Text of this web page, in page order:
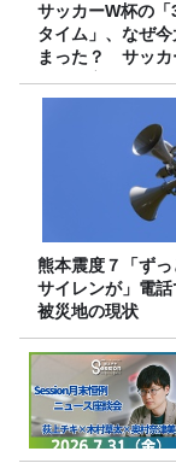
サッカーW杯の
タイム」、なぜ
まった？ サッカ
金」に変わる仕組
熊本震度７「ず
サイレンが」電話
被災地の現状